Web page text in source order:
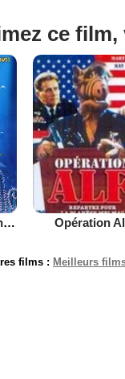
ce
Gloups ! je suis un poisson Opération
films : Meilleurs